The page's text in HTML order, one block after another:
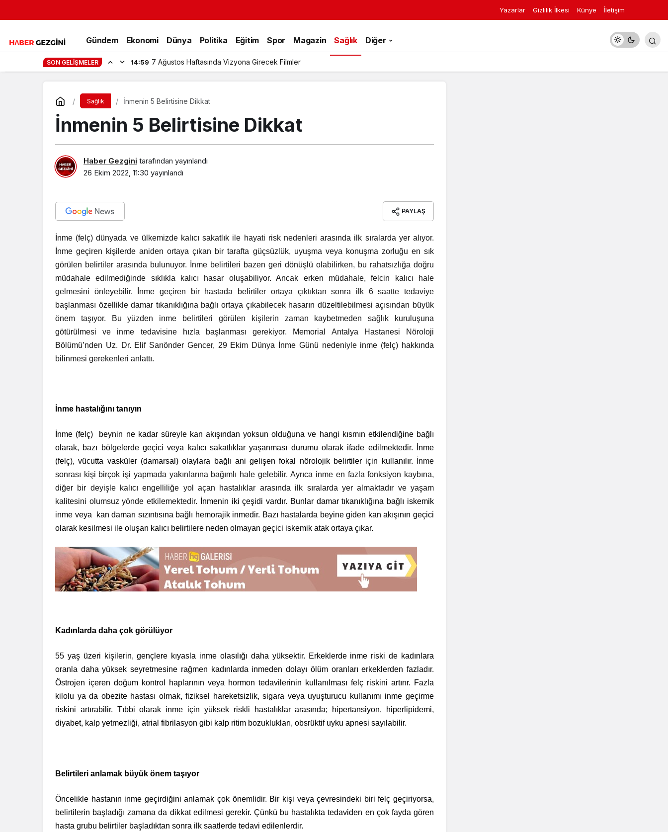
Yazarlar Gizlilik İlkesi Künye İletişim
Gündem Ekonomi Dünya Politika Eğitim Spor Magazin Sağlık Diğer
SON GELIŞMELER 14:59 7 Ağustos Haftasında Vizyona Girecek Filmler
Sağlık İnmenin 5 Belirtisine Dikkat
İnmenin 5 Belirtisine Dikkat
Haber Gezgini tarafından yayınlandı
26 Ekim 2022, 11:30 yayınlandı
PAYLAŞ
İnme (felç) dünyada ve ülkemizde kalıcı sakatlık ile hayati risk nedenleri arasında ilk sıralarda yer alıyor.
İnme geçiren kişilerde aniden ortaya çıkan bir tarafta güçsüzlük, uyuşma veya konuşma zorluğu en sık
görülen belirtiler arasında bulunuyor. İnme belirtileri bazen geri dönüşlü olabilirken, bu rahatsızlığa doğru
müdahale edilmediğinde sıklıkla kalıcı hasar oluşabiliyor. Ancak erken müdahale, felcin kalıcı hale
gelmesini önleyebilir. İnme geçiren bir hastada belirtiler ortaya çıktıktan sonra ilk 6 saatte tedaviye
başlanması özellikle damar tıkanıklığına bağlı ortaya çıkabilecek hasarın düzeltilebilmesi açısından büyük
önem taşıyor. Bu yüzden inme belirtileri görülen kişilerin zaman kaybetmeden sağlık kuruluşuna
götürülmesi ve inme tedavisine hızla başlanması gerekiyor. Memorial Antalya Hastanesi Nöroloji
Bölümü’nden Uz. Dr. Elif Sarıönder Gencer, 29 Ekim Dünya İnme Günü nedeniyle inme (felç) hakkında
bilinmesi gerekenleri anlattı.
İnme hastalığını tanıyın
İnme (felç) beynin ne kadar süreyle kan akışından yoksun olduğuna ve hangi kısmın etkilendiğine bağlı
olarak, bazı bölgelerde geçici veya kalıcı sakatlıklar yaşanması durumu olarak ifade edilmektedir. İnme
(felç), vücutta vasküler (damarsal) olaylara bağlı ani gelişen fokal nörolojik belirtiler için kullanılır.
İnme
sonrası kişi birçok işi yapmada yakınlarına bağımlı hale gelebilir. Ayrıca inme en fazla fonksiyon kaybına,
diğer bir deyişle kalıcı engelliliğe yol açan hastalıklar arasında ilk sıralarda yer almaktadır ve yaşam
kalitesini olumsuz yönde etkilemektedir.
İnmenin iki çeşidi vardır. Bunlar damar tıkanıklığına bağlı iskemik
inme veya kan damarı sızıntısına bağlı hemorajik inmedir. Bazı hastalarda beyine giden kan akışının geçici
olarak kesilmesi ile oluşan kalıcı belirtilere neden olmayan geçici iskemik atak ortaya çıkar.
Kadınlarda daha çok görülüyor
55 yaş üzeri kişilerin, gençlere kıyasla inme olasılığı daha yüksektir. Erkeklerde inme riski de kadınlara
oranla daha yüksek seyretmesine rağmen kadınlarda inmeden dolayı ölüm oranları erkeklerden fazladır.
Östrojen içeren doğum kontrol haplarının veya hormon tedavilerinin kullanılması felç riskini artırır. Fazla
kilolu ya da obezite hastası olmak, fiziksel hareketsizlik, sigara veya uyuşturucu kullanımı inme geçirme
riskini artırabilir. Tıbbi olarak inme için yüksek riskli hastalıklar arasında; hipertansiyon, hiperlipidemi,
diyabet, kalp yetmezliği, atrial fibrilasyon gibi kalp ritim bozuklukları, obsrüktif uyku apnesi sayılabilir.
Belirtileri anlamak büyük önem taşıyor
Öncelikle hastanın inme geçirdiğini anlamak çok önemlidir. Bir kişi veya çevresindeki biri felç geçiriyorsa,
belirtilerin başladığı zamana da dikkat edilmesi gerekir. Çünkü bu hastalıkta tedaviden en çok fayda gören
hasta grubu belirtiler başladıktan sonra ilk saatlerde tedavi edilenlerdir.